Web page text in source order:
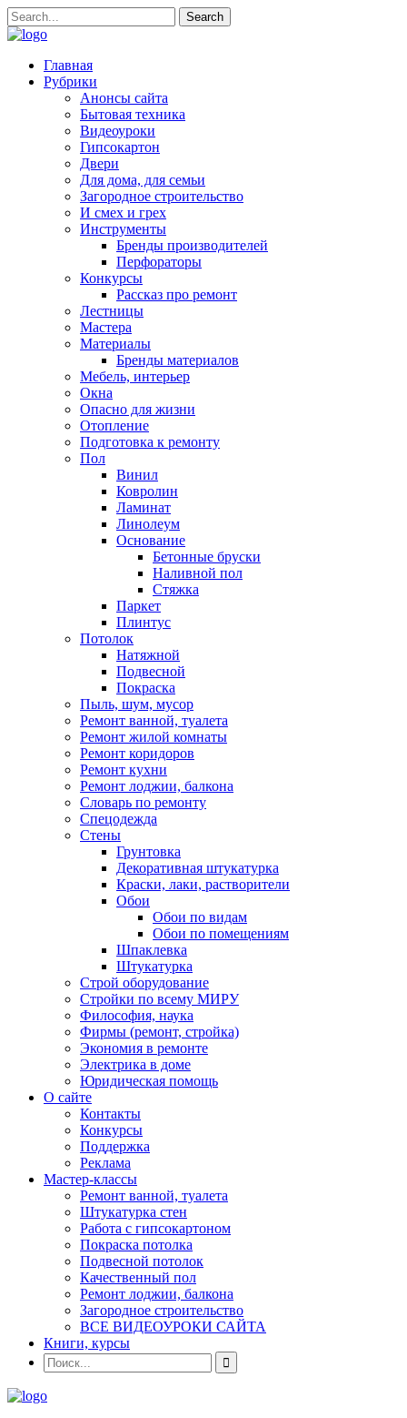
Главная
Рубрики
Анонсы сайта
Бытовая техника
Видеоуроки
Гипсокартон
Двери
Для дома, для семьи
Загородное строительство
И смех и грех
Инструменты
Бренды производителей
Перфораторы
Конкурсы
Рассказ про ремонт
Лестницы
Мастера
Материалы
Бренды материалов
Мебель, интерьер
Окна
Опасно для жизни
Отопление
Подготовка к ремонту
Пол
Винил
Ковролин
Ламинат
Линолеум
Основание
Бетонные бруски
Наливной пол
Стяжка
Паркет
Плинтус
Потолок
Натяжной
Подвесной
Покраска
Пыль, шум, мусор
Ремонт ванной, туалета
Ремонт жилой комнаты
Ремонт коридоров
Ремонт кухни
Ремонт лоджии, балкона
Словарь по ремонту
Спецодежда
Стены
Грунтовка
Декоративная штукатурка
Краски, лаки, растворители
Обои
Обои по видам
Обои по помещениям
Шпаклевка
Штукатурка
Строй оборудование
Стройки по всему МИРУ
Философия, наука
Фирмы (ремонт, стройка)
Экономия в ремонте
Электрика в доме
Юридическая помощь
О сайте
Контакты
Конкурсы
Поддержка
Реклама
Мастер-классы
Ремонт ванной, туалета
Штукатурка стен
Работа с гипсокартоном
Покраска потолка
Подвесной потолок
Качественный пол
Ремонт лоджии, балкона
Загородное строительство
ВСЕ ВИДЕОУРОКИ САЙТА
Книги, курсы